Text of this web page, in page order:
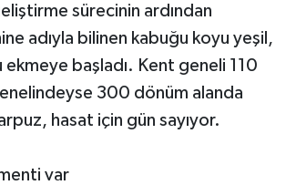
sürecinin ardından
adıyla bilinen kabuğu koyu yeşil,
ekmeye başladı. Kent geneli 110
300 dönüm alanda
hasat için gün sayıyor.
var